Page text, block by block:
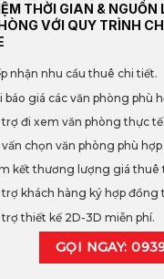
THỜI GIAN & NGUỒN
VỚI QUY TRÌNH
nhận nhu cầu thuê chi tiết.
báo giá các văn phòng phù
trợ đi xem văn phòng thực tế.
vấn chọn văn phòng phù hợp
kết thương lượng giá thuê
trợ khách hàng ký hợp đồng
trợ thiết kế 2D-3D miễn phí.
GỌI NGAY: